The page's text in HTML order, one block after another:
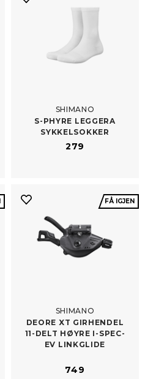
SHIMANO
S-​PHYRE LEGGERA
SYKKELSOKKER
279
FÅ IGJEN
SHIMANO
DEORE XT GIRHENDEL
11-​DELT HØYRE I-SPEC-
EV LINKGLIDE
749